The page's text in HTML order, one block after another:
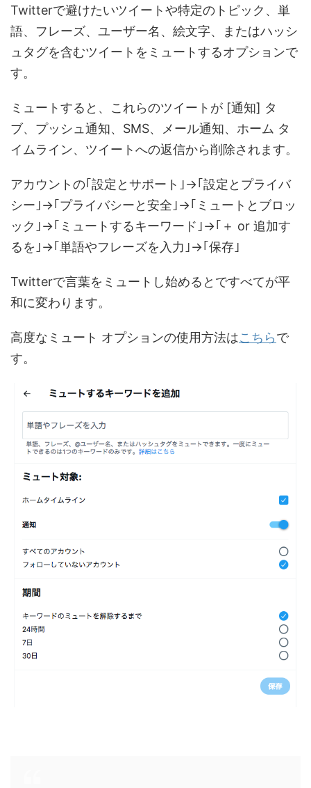
Twitterで避けたいツイートや特定のトピック、単
語、フレーズ、ユーザー名、絵文字、またはハッシ
ュタグを含むツイートをミュートするオプションで
す。
ミュートすると、これらのツイートが [通知] タ
ブ、プッシュ通知、SMS、メール通知、ホーム タ
イムライン、ツイートへの返信から削除されます。
アカウントの｢設定とサポート｣→｢設定とプライバ
シー｣→｢プライバシーと安全｣→｢ミュートとブロッ
ック｣→｢ミュートするキーワード｣→｢＋ or 追加す
るを｣→｢単語やフレーズを入力｣→｢保存｣
Twitterで言葉をミュートし始めるとですべてが平
和に変わります。
高度なミュート オプションの使用方法はこちらで
す。